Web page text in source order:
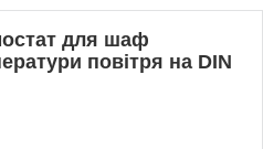
для шаф
повітря на DIN